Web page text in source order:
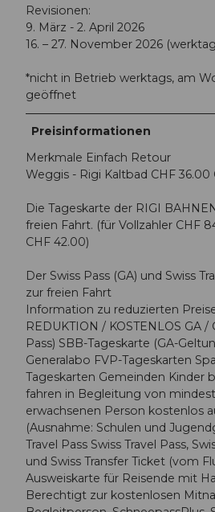
Revisionen:
9. März - 2. April 2026
16. – 27. November 2026
*nicht in Betrieb werktags, am
geöffnet
Preisinformationen
Merkmale Einfach Retour
Weggis - Rigi Kaltbad CHF 36.00
Die Tageskarte der RIGI
freien Fahrt. (für Vollzahler CHF
CHF 42.00)
Der Swiss Pass (GA) und Swiss
zur freien Fahrt
Information zu reduzierten
REDUKTION / KOSTENLOS GA /
Pass) SBB-Tageskarte (GA-
Generalabo FVP-Tageskarten
Tageskarten Gemeinden Kinder
fahren in Begleitung von
erwachsenen Person kostenlos
(Ausnahme: Schulen und
Travel Pass Swiss Travel Pass,
und Swiss Transfer Ticket (vom
Ausweiskarte für Reisende mit
Berechtigt zur kostenlosen